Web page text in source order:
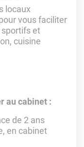
locaux
vous faciliter
sportifs et
cuisine
au cabinet :
de 2 ans
en cabinet